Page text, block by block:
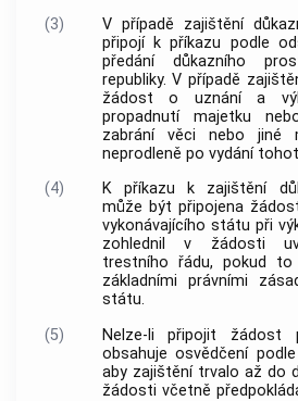
(3)
V případě zajištění
připojí k příkazu podle
předání důkazního
republiky. V případě
žádost o uznání a
propadnutí majetku
zabrání věci nebo jiné
neprodleně po vydání
(4)
K příkazu k zajištění
může být připojena
vykonávajícího státu při
zohlednil v žádosti
trestního řádu, pokud
základními právními
státu.
(5)
Nelze-li připojit žádost
obsahuje osvědčení
aby zajištění trvalo až do
žádosti včetně